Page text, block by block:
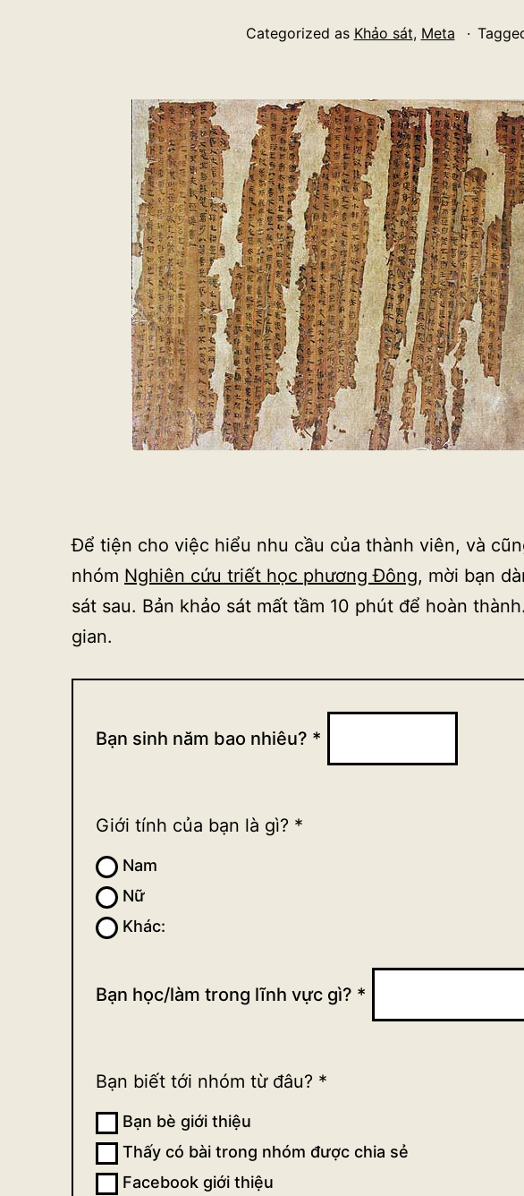
Categorized as Khảo sát, Meta
Để tiện cho việc hiểu nhu cầu của thành viên, và
nhóm Nghiên cứu triết học phương Đông, mời bạn
sát sau. Bản khảo sát mất tầm 10 phút để hoàn
gian.
sát
viên
nhóm
Nghiên
cứu
học
Đông
Bạn sinh năm bao nhiêu? *
Giới tính của bạn là gì? *
Nam
Nữ
Khác:
Bạn học/làm trong lĩnh vực gì? *
Bạn biết tới nhóm từ đâu? *
Bạn bè giới thiệu
Thấy có bài trong nhóm được chia sẻ
Facebook giới thiệu